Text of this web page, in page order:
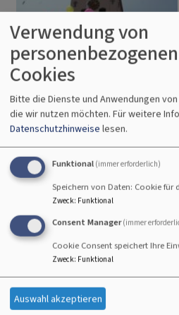
Sa, 8.8. 19 Uhr
Vorabendgottesdienste
GräfensteinbergKirche St. Martin
Verwendung von
Cookies
Bitte die Dienste und Anwendungen
die wir nutzen möchten. Für weitere
Datenschutzhinweise lesen.
Funktional (immer erforderlich)
Speichern von Daten: Cookie für
Zweck: Funktional
Consent Manager (immer
Cookie Consent speichert Ihre
Zweck: Funktional
Auswahl akzeptieren